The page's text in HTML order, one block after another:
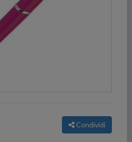
Condividi